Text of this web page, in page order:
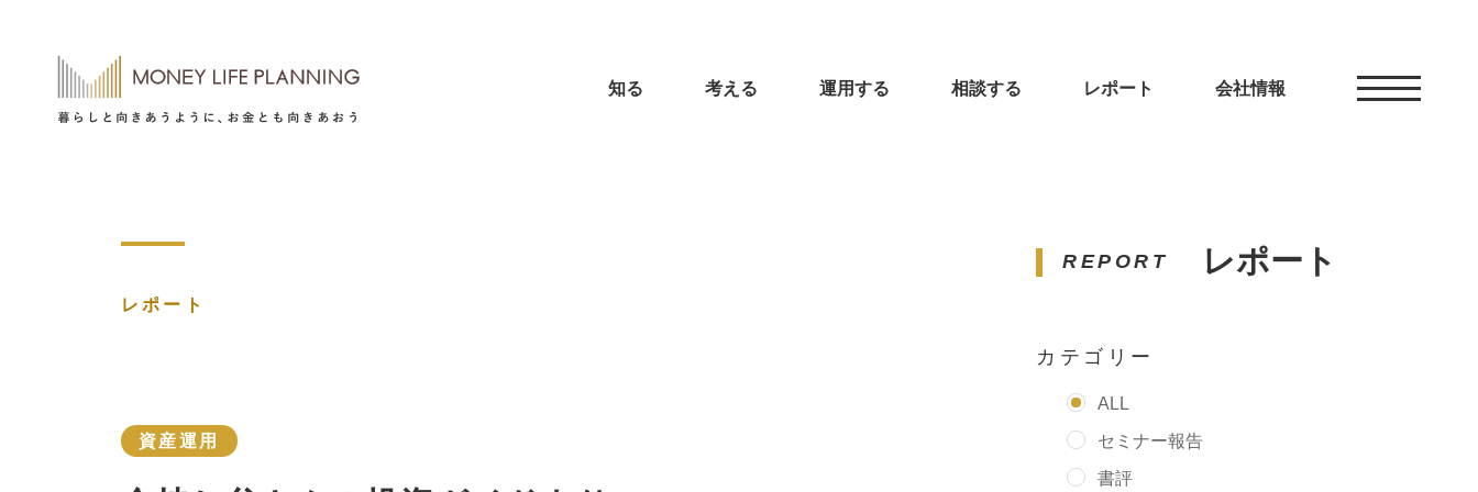
知る 考える 運用する 相談する レポート 会社情報
レポート
資産運用
REPORT レポート
カテゴリー
ALL
セミナー報告
書評